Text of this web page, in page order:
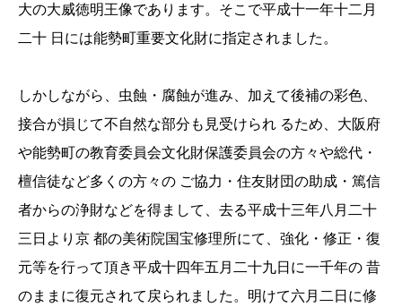
大の大威徳明王像であります。そこで平成十一年十二月
二十 日には能勢町重要文化財に指定されました。
しかしながら、虫蝕・腐蝕が進み、加えて後補の彩色、
接合が損じて不自然な部分も見受けられ るため、大阪府
や能勢町の教育委員会文化財保護委員会の方々や総代・
檀信徒など多くの方々の ご協力・住友財団の助成・篤信
者からの浄財などを得まして、去る平成十三年八月二十
三日より京 都の美術院国宝修理所にて、強化・修正・復
元等を行って頂き平成十四年五月二十九日に一千年の 昔
のままに復元されて戻られました。明けて六月二日に修